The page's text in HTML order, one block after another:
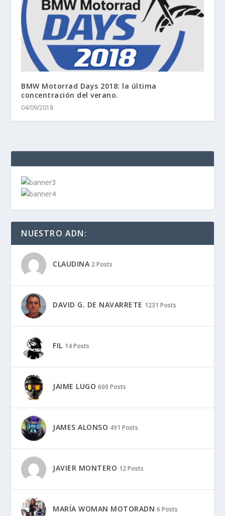
BMW Motorrad Days 2018: la última
concentración del verano.
04/09/2018
NUESTRO ADN:
CLAUDINA 2 Posts
DAVID G. DE NAVARRETE 1231 Posts
FIL 14 Posts
JAIME LUGO 600 Posts
JAMES ALONSO 491 Posts
JAVIER MONTERO 12 Posts
MARÍA WOMAN MOTORADN 6 Posts